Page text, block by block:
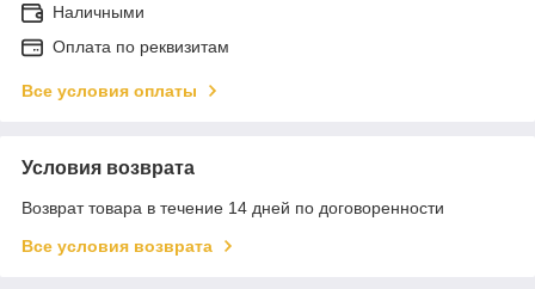
Наличными
Оплата по реквизитам
Все условия оплаты
Условия возврата
Возврат товара в течение 14 дней по договоренности
Все условия возврата